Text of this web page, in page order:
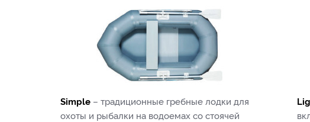
Simple – традиционные гребные лодки для
охоты и рыбалки на водоемах со стоячей